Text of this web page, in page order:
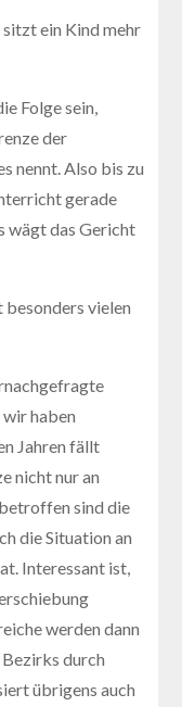
sitzt ein Kind mehr
Folge sein,
der
nennt. Also bis zu
gerade
wägt das Gericht
vielen
wir haben
Jahren fällt
nicht nur an
sind die
die Situation an
Interessant ist,
werden dann
durch
übrigens auch